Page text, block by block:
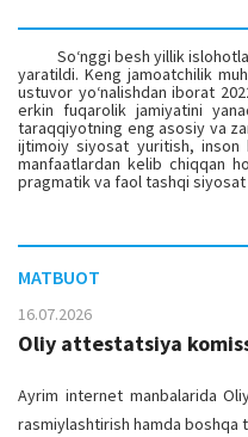
So‘nggi besh yillik
yaratildi. Keng jamoatchilik
ustuvor yo‘nalishdan iborat
erkin fuqarolik jamiyatini
taraqqiyotning eng asosiy va
ijtimoiy siyosat yuritish, inson
manfaatlardan kelib chiqqan
pragmatik va faol tashqi
MATBUOT
16.07.2026
Oliy attestatsiya
Ayrim internet manbalarida
rasmiylashtirish hamda boshqa